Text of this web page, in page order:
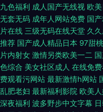
九色福利 成人国产无线视 欧
无套无码 成年人网站免费 国
片在线 三级无码在线天堂 久
推荐 国产成人精品日本 97甜
片内射女 激情另类欧美一二
色综合 美女社区成人 在线免
费观看污网站 最新激情h网站
乱肥老妇 最新福利影院 欧美
深夜福利 波多野步中文字幕